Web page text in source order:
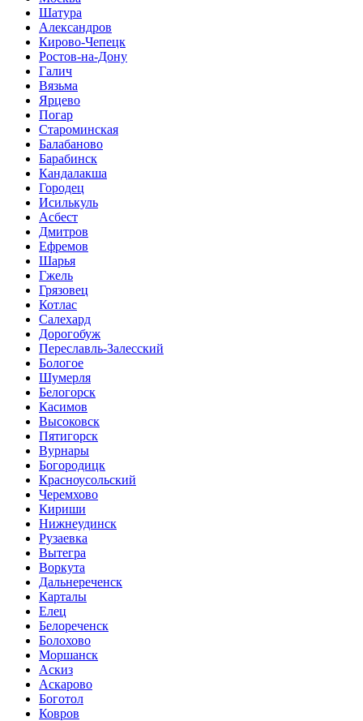
Шатура
Александров
Кирово-Чепецк
Ростов-на-Дону
Галич
Вязьма
Ярцево
Погар
Староминская
Балабаново
Барабинск
Кандалакша
Городец
Исилькуль
Асбест
Дмитров
Ефремов
Шарья
Гжель
Грязовец
Котлас
Салехард
Дорогобуж
Переславль-Залесский
Бологое
Шумерля
Белогорск
Касимов
Высоковск
Пятигорск
Вурнары
Богородицк
Красноусольский
Черемхово
Кириши
Нижнеудинск
Рузаевка
Вытегра
Воркута
Дальнереченск
Карталы
Елец
Белореченск
Болохово
Моршанск
Аскиз
Аскарово
Боготол
Ковров